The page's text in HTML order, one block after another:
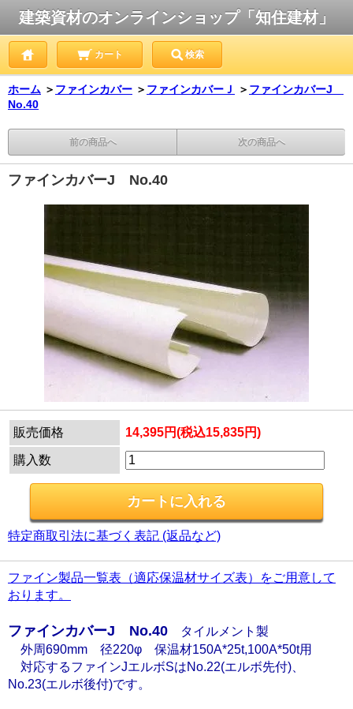
建築資材のオンラインショップ「知住建材」
カート 検索
ホーム ＞ ファインカバー ＞ ファインカバーＪ ＞ ファインカバーJ
No.40
前の商品へ 次の商品へ
ファインカバーJ No.40
販売価格 14,395円(税込15,835円)
購入数
特定商取引法に基づく表記 (返品など)
ファイン製品一覧表（適応保温材サイズ表）をご用意して
おります。
ファインカバーJ No.40 タイルメント製
外周690mm 径220φ 保温材150A*25t,100A*50t用
対応するファインJエルボSはNo.22(エルボ先付)、
No.23(エルボ後付)です。